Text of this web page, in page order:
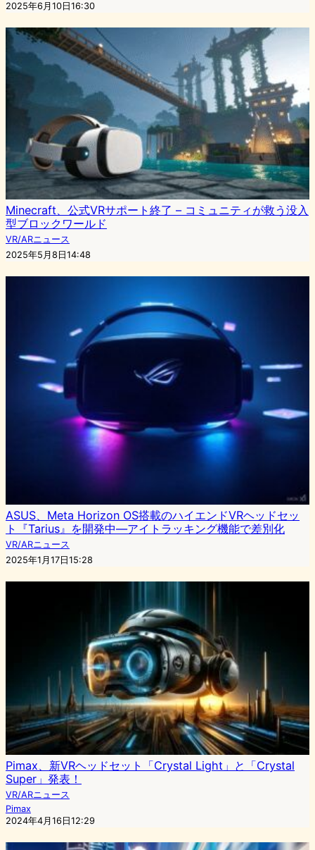
2025年6月10日16:30
Minecraft、公式VRサポート終了 – コミュニティが救う没入
型ブロックワールド
VR/ARニュース
2025年5月8日14:48
ASUS、Meta Horizon OS搭載のハイエンドVRヘッドセッ
ト『Tarius』を開発中—アイトラッキング機能で差別化
VR/ARニュース
2025年1月17日15:28
Pimax、新VRヘッドセット「Crystal Light」と「Crystal
Super」発表！
VR/ARニュース
Pimax
2024年4月16日12:29